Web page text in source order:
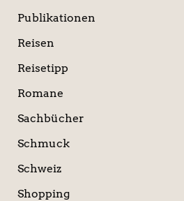
Publikationen
Reisen
Reisetipp
Romane
Sachbücher
Schmuck
Schweiz
Shopping